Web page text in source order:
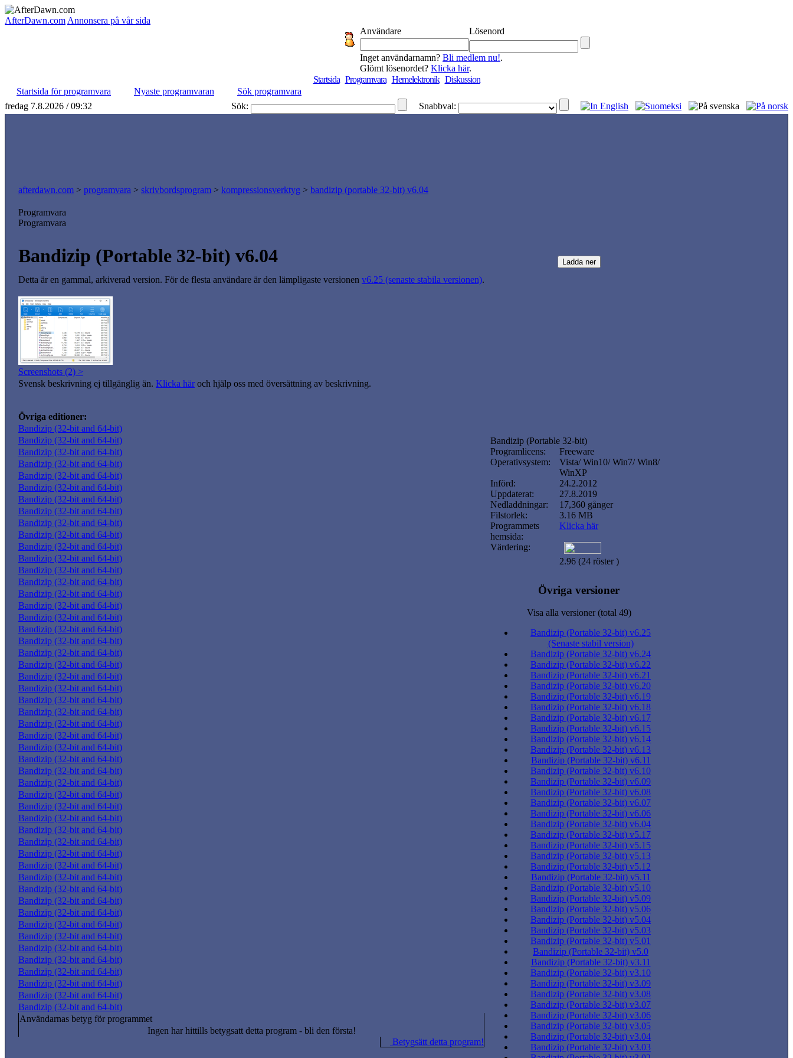
AfterDawn.com Annonsera på vår sida
Användare
Lösenord
Inget användarnamn? Bli medlem nu!.
Glömt lösenordet? Klicka här.
Startsida Programvara Hemelektronik Diskussion
Startsida för programvara
Nyaste programvaran
Sök programvara
fredag 7.8.2026 / 09:32
Sök: Snabbval:
afterdawn.com > programvara > skrivbordsprogram > kompressionsverktyg > bandizip (portable 32-bit) v6.04
Programvara
Programvara
Bandizip (Portable 32-bit) v6.04
Detta är en gammal, arkiverad version. För de flesta användare är den lämpligaste versionen v6.25 (senaste stabila versionen).
Screenshots (2) >
Svensk beskrivning ej tillgänglig än. Klicka här och hjälp oss med översättning av beskrivning.
Övriga editioner:
Bandizip (32-bit and 64-bit)
Bandizip (32-bit and 64-bit)
Bandizip (32-bit and 64-bit)
Bandizip (32-bit and 64-bit)
Bandizip (32-bit and 64-bit)
Bandizip (32-bit and 64-bit)
Bandizip (32-bit and 64-bit)
Bandizip (32-bit and 64-bit)
Bandizip (32-bit and 64-bit)
Bandizip (32-bit and 64-bit)
Bandizip (32-bit and 64-bit)
Bandizip (32-bit and 64-bit)
Bandizip (32-bit and 64-bit)
Bandizip (32-bit and 64-bit)
Bandizip (32-bit and 64-bit)
Bandizip (32-bit and 64-bit)
Bandizip (32-bit and 64-bit)
Bandizip (32-bit and 64-bit)
Bandizip (32-bit and 64-bit)
Bandizip (32-bit and 64-bit)
Bandizip (32-bit and 64-bit)
Bandizip (32-bit and 64-bit)
Bandizip (32-bit and 64-bit)
Bandizip (32-bit and 64-bit)
Bandizip (32-bit and 64-bit)
Bandizip (32-bit and 64-bit)
Bandizip (32-bit and 64-bit)
Bandizip (32-bit and 64-bit)
Bandizip (32-bit and 64-bit)
Bandizip (32-bit and 64-bit)
Bandizip (32-bit and 64-bit)
Bandizip (32-bit and 64-bit)
Bandizip (32-bit and 64-bit)
Bandizip (32-bit and 64-bit)
Bandizip (32-bit and 64-bit)
Bandizip (32-bit and 64-bit)
Bandizip (32-bit and 64-bit)
Bandizip (32-bit and 64-bit)
Bandizip (32-bit and 64-bit)
Bandizip (32-bit and 64-bit)
Bandizip (32-bit and 64-bit)
Bandizip (32-bit and 64-bit)
Bandizip (32-bit and 64-bit)
Bandizip (32-bit and 64-bit)
Bandizip (32-bit and 64-bit)
Bandizip (32-bit and 64-bit)
Bandizip (32-bit and 64-bit)
Bandizip (32-bit and 64-bit)
Bandizip (32-bit and 64-bit)
Bandizip (32-bit and 64-bit)
Bandizip (Portable 32-bit)
Programlicens:
Freeware
Operativsystem:
Vista/ Win10/ Win7/ Win8/
WinXP
Införd:
24.2.2012
Uppdaterat:
27.8.2019
Nedladdningar:
17,360 gånger
Filstorlek:
3.16 MB
Programmets
hemsida:
Klicka här
Värdering:
2.96 (24 röster )
Övriga versioner
Visa alla versioner (total 49)
Bandizip (Portable 32-bit) v6.25
(Senaste stabil version)
Bandizip (Portable 32-bit) v6.24
Bandizip (Portable 32-bit) v6.22
Bandizip (Portable 32-bit) v6.21
Bandizip (Portable 32-bit) v6.20
Bandizip (Portable 32-bit) v6.19
Bandizip (Portable 32-bit) v6.18
Bandizip (Portable 32-bit) v6.17
Bandizip (Portable 32-bit) v6.15
Bandizip (Portable 32-bit) v6.14
Bandizip (Portable 32-bit) v6.13
Bandizip (Portable 32-bit) v6.11
Bandizip (Portable 32-bit) v6.10
Bandizip (Portable 32-bit) v6.09
Bandizip (Portable 32-bit) v6.08
Bandizip (Portable 32-bit) v6.07
Bandizip (Portable 32-bit) v6.06
Bandizip (Portable 32-bit) v6.04
Bandizip (Portable 32-bit) v5.17
Bandizip (Portable 32-bit) v5.15
Bandizip (Portable 32-bit) v5.13
Bandizip (Portable 32-bit) v5.12
Bandizip (Portable 32-bit) v5.11
Bandizip (Portable 32-bit) v5.10
Bandizip (Portable 32-bit) v5.09
Bandizip (Portable 32-bit) v5.06
Bandizip (Portable 32-bit) v5.04
Bandizip (Portable 32-bit) v5.03
Bandizip (Portable 32-bit) v5.01
Bandizip (Portable 32-bit) v5.0
Bandizip (Portable 32-bit) v3.11
Bandizip (Portable 32-bit) v3.10
Bandizip (Portable 32-bit) v3.09
Bandizip (Portable 32-bit) v3.08
Bandizip (Portable 32-bit) v3.07
Bandizip (Portable 32-bit) v3.06
Bandizip (Portable 32-bit) v3.05
Bandizip (Portable 32-bit) v3.04
Bandizip (Portable 32-bit) v3.03
Användarnas betyg för programmet
Ingen har hittills betygsatt detta program - bli den första!
Betygsätt detta program!